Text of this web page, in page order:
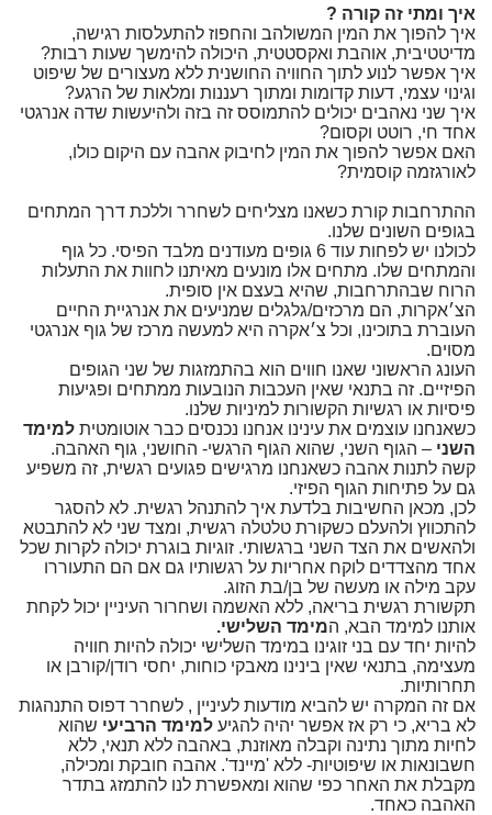
איך ומתי זה קורה ?
איך להפוך את המין המשולהב והחפוז להתעלסות רגישה,
מדיטטיבית, אוהבת ואקסטטית, היכולה להימשך שעות רבות?
איך אפשר לנוע לתוך החוויה החושנית ללא מעצורים של שיפוט
וגינוי עצמי, דעות קדומות ומתוך רעננות ומלאות של הרגע?
איך שני נאהבים יכולים להתמוסס זה בזה ולהיעשות שדה אנרגטי
אחד חי, רוטט וקסום?
האם אפשר להפוך את המין לחיבוק אהבה עם היקום כולו,
לאורגזמה קוסמית?
ההתרחבות קורת כשאנו מצליחים לשחרר וללכת דרך המתחים
בגופים השונים שלנו.
לכולנו יש לפחות עוד 6 גופים מעודנים מלבד הפיסי. כל גוף
והמתחים שלו. מתחים אלו מונעים מאיתנו לחוות את התעלות
הרוח שבהתרחבות, שהיא בעצם אין סופית.
הצ׳אקרות, הם מרכזים/גלגלים שמניעים את אנרגיית החיים
העוברת בתוכינו, וכל צ׳אקרה היא למעשה מרכז של גוף אנרגטי
מסוים.
העונג הראשוני שאנו חווים הוא בהתמזגות של שני הגופים
הפיזיים. זה בתנאי שאין העכבות הנובעות ממתחים ופגיעות
פיסיות או רגשיות הקשורות למיניות שלנו.
כשאנחנו עוצמים את עינינו אנחנו נכנסים כבר אוטומטית למימד
השני – הגוף השני, שהוא הגוף הרגשי- החושני, גוף האהבה.
קשה לתנות אהבה כשאנחנו מרגישים פגועים רגשית, זה משפיע
גם על פתיחות הגוף הפיזי.
לכן, מכאן החשיבות בלדעת איך להתנהל רגשית. לא להסגר
להתכווץ ולהעלם כשקורת טלטלה רגשית, ומצד שני לא להתבטא
ולהאשים את הצד השני ברגשותי. זוגיות בוגרת יכולה לקרות שכל
אחד מהצדדים לוקח אחריות על רגשותיו גם אם הם התעוררו
עקב מילה או מעשה של בן/בת הזוג.
תקשורת רגשית בריאה, ללא האשמה ושחרור העיניין יכול לקחת
אותנו למימד הבא, המימד השלישי.
להיות יחד עם בני זוגינו במימד השלישי יכולה להיות חוויה
מעצימה, בתנאי שאין בינינו מאבקי כוחות, יחסי רודן/קורבן או
תחרותיות.
אם זה המקרה יש להביא מודעות לעיניין , לשחרר דפוס התנהגות
לא בריא, כי רק אז אפשר יהיה להגיע למימד הרביעי שהוא
לחיות מתוך נתינה וקבלה מאוזנת, באהבה ללא תנאי, ללא
חשבונאות או שיפוטיות- ללא 'מיינד'. אהבה חובקת ומכילה,
מקבלת את האחר כפי שהוא ומאפשרת לנו להתמזג בתדר
האהבה כאחד.